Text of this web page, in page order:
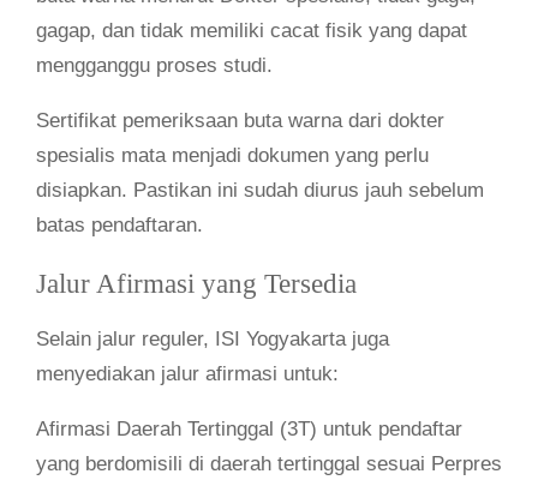
gagap, dan tidak memiliki cacat fisik yang dapat
mengganggu proses studi.
Sertifikat pemeriksaan buta warna dari dokter
spesialis mata menjadi dokumen yang perlu
disiapkan. Pastikan ini sudah diurus jauh sebelum
batas pendaftaran.
Jalur Afirmasi yang Tersedia
Selain jalur reguler, ISI Yogyakarta juga
menyediakan jalur afirmasi untuk:
Afirmasi Daerah Tertinggal (3T) untuk pendaftar
yang berdomisili di daerah tertinggal sesuai Perpres